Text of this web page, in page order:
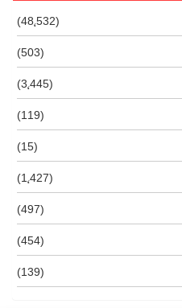
(48٬532)
(503)
(3٬445)
(119)
(15)
(1٬427)
(497)
(454)
(139)